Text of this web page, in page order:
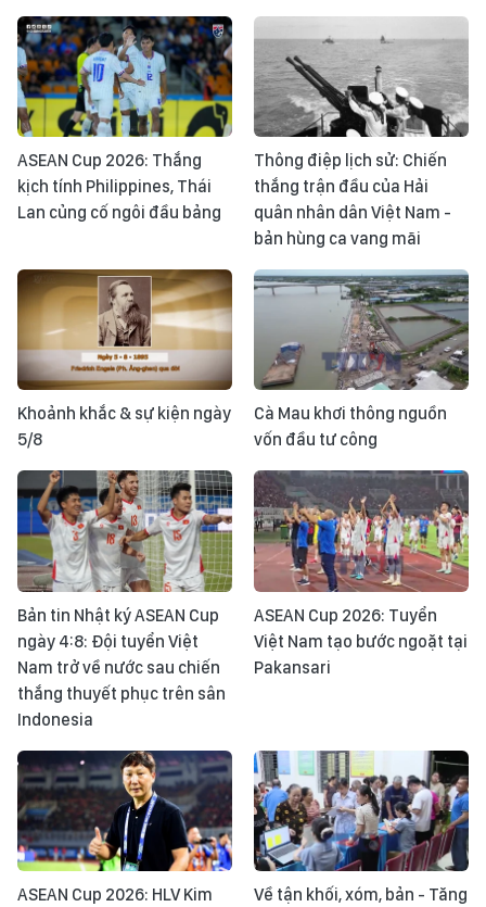
ASEAN Cup 2026: Thắng
kịch tính Philippines, Thái
Lan củng cố ngôi đầu bảng
Thông điệp lịch sử: Chiến
thắng trận đầu của Hải
quân nhân dân Việt Nam -
bản hùng ca vang mãi
Khoảnh khắc & sự kiện ngày
5/8
Cà Mau khơi thông nguồn
vốn đầu tư công
Bản tin Nhật ký ASEAN Cup
ngày 4:8: Đội tuyển Việt
Nam trở về nước sau chiến
thắng thuyết phục trên sân
Indonesia
ASEAN Cup 2026: Tuyển
Việt Nam tạo bước ngoặt tại
Pakansari
ASEAN Cup 2026: HLV Kim
Về tận khối, xóm, bản - Tăng